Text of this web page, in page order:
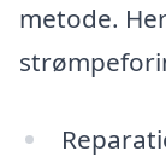
metode.